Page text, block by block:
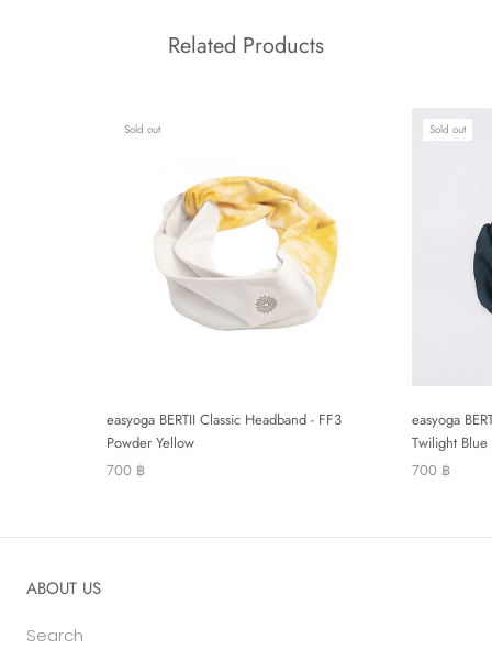
Related Products
Sold out
easyoga BERTII Classic Headband - FF3
Powder Yellow
700 ฿
Sold out
easyoga
Twilight Blue
700 ฿
ABOUT US
Search